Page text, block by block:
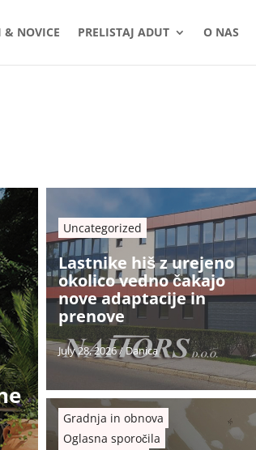
& NOVICE PRELISTAJ ADUT O NAS
Uncategorized
Lastnike hiš z urejeno
okolico vedno čakajo
nove adaptacije in
prenove
July 28, 2026/Danica
Gradnja in obnova
Oglasna sporočila